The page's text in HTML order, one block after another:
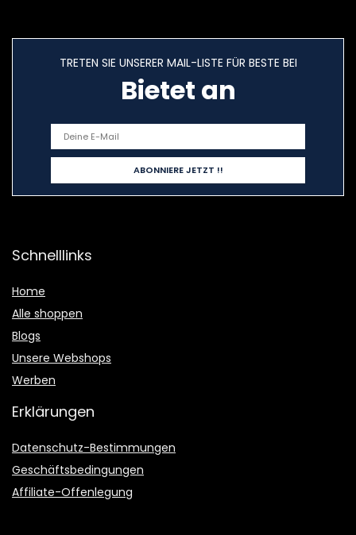
TRETEN SIE UNSERER MAIL-LISTE FÜR BESTE BEI
Bietet an
Schnelllinks
Home
Alle shoppen
Blogs
Unsere Webshops
Werben
Erklärungen
Datenschutz-Bestimmungen
Geschäftsbedingungen
Affiliate-Offenlegung